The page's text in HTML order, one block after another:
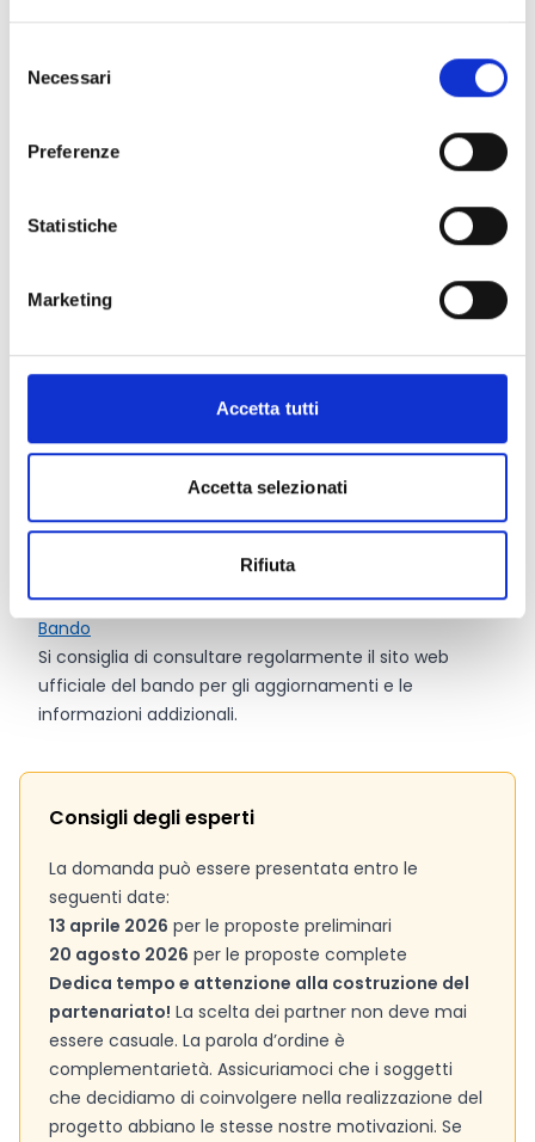
delNecessari
Preferenze
Statistiche
Marketing
Accetta tutti
Accetta selezionati
Rifiuta
finanziamento complessivo deriva dalla somma delle
dotazioni messe a disposizione dalle singole
Ogni partner è finanziato dal proprio
nazionale/regionale
e importi, intensità di aiuto, costi
di provenienza del partner. Per l’Italia (Ministero della
Salute) si applicano le seguenti disposizioni:
Contributo massimo per progetto:400.000 Euro
Pagina web per formulari e documenti
Bando
Si consiglia di consultare regolarmente il sito web
ufficiale del bando per gli aggiornamenti e le
informazioni addizionali.
Consigli degli esperti
La domanda può essere presentata entro le
seguenti date:
13 aprile 2026 per le proposte preliminari
20 agosto 2026 per le proposte complete
Dedica tempo e attenzione alla costruzione del
partenariato! La scelta dei partner non deve mai
essere casuale. La parola d’ordine è
complementarietà. Assicuriamoci che i soggetti
che decidiamo di coinvolgere nella realizzazione del
progetto abbiano le stesse nostre motivazioni. Se